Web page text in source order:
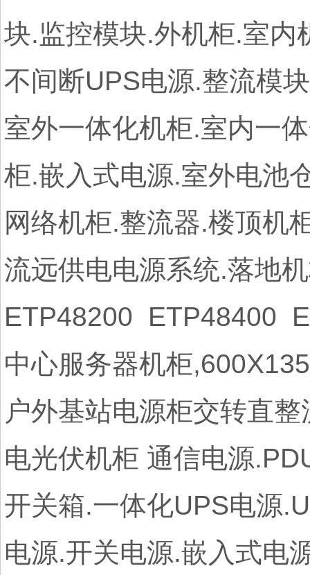
块.监控模块.外机柜.室内
不间断UPS电源.整流模
室外一体化机柜.室内一
柜.嵌入式电源.室外电池
网络机柜.整流器.楼顶机
流远供电电源系统.落地
ETP48200 ETP48400
中心服务器机柜
户外基站电源柜交转直
电光伏机柜 通信电源
开关箱.一体化UPS电源
电源.开关电源.嵌入式电